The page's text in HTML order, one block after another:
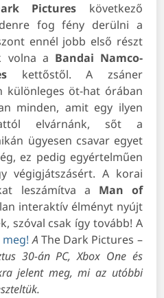
Pictures következő
fog fény derülni a
ennél jobb első részt
volna a Bandai Namco-
kettőstől. A zsáner
különleges öt-hat órában
minden, amit egy ilyen
elvárnánk, sőt a
ügyesen csavar egyet
ez pedig egyértelműen
végigjátszásért. A korai
leszámítva a Man of
interaktív élményt nyújt
szóval csak így tovább! A
AThe Dark Pictures –
30-án PC, Xbox One és
jelent meg, mi az utóbbi